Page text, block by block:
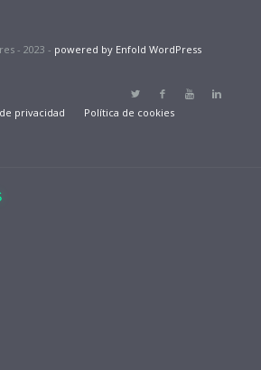
- 2023 - powered by Enfold WordPress
privacidad Política de cookies